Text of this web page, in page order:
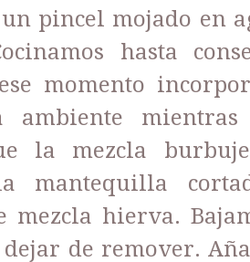
pincel mojado en
hasta
momento
ambiente
la mezcla
mantequilla
mezcla hierva.
de remover.